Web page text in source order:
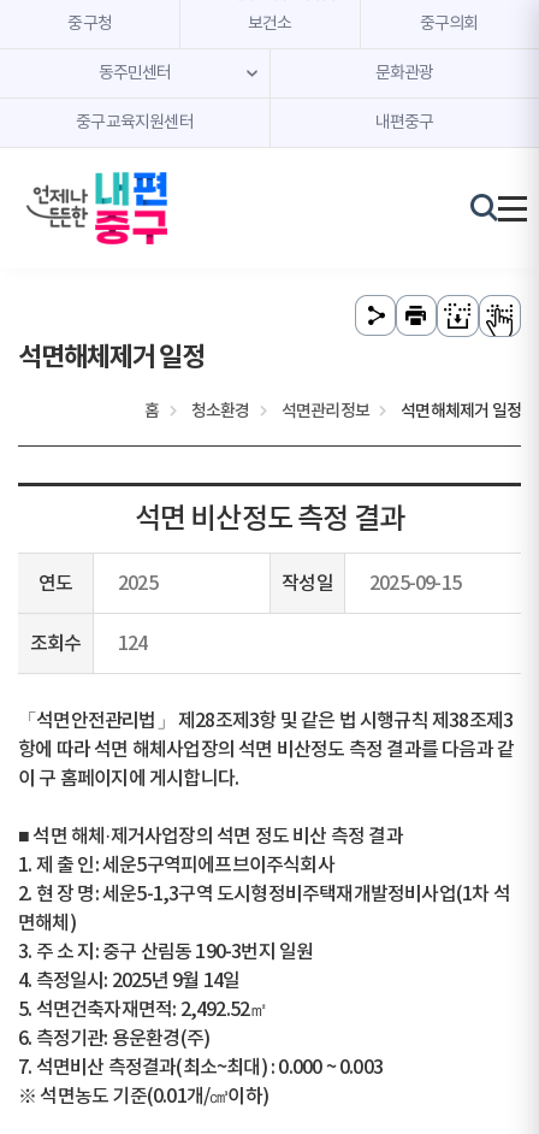
본문 내용 바로가기
주메뉴 바로가기
중구청 보건소 중구의회
동주민센터 문화관광
중구교육지원센터 내편중구
석면해체제거 일정
홈 청소환경 석면관리정보 석면해체제거 일정
석면 비산정도 측정 결과
연도 2025 작성일 2025-09-15
조회수 124
「석면안전관리법」 제28조제3항 및 같은 법 시행규칙 제38조제3
항에 따라 석면 해체사업장의 석면 비산정도 측정 결과를 다음과 같
이 구 홈페이지에 게시합니다.
■ 석면 해체·제거사업장의 석면 정도 비산 측정 결과
1. 제 출 인: 세운5구역피에프브이주식회사
2. 현 장 명: 세운5-1,3구역 도시형정비주택재개발정비사업(1차 석
면해체)
3. 주 소 지: 중구 산림동 190-3번지 일원
4. 측정일시: 2025년 9월 14일
5. 석면건축자재면적: 2,492.52㎡
6. 측정기관: 용운환경(주)
7. 석면비산 측정결과(최소~최대) : 0.000 ~ 0.003
※ 석면농도 기준(0.01개/㎤이하)